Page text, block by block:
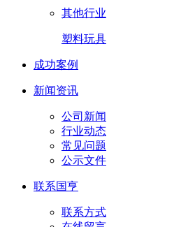
其他行业
塑料玩具
成功案例
新闻资讯
公司新闻
行业动态
常见问题
公示文件
联系国亨
联系方式